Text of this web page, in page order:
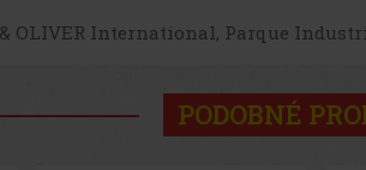
& OLIVER International, Parque
PODOBNÉ